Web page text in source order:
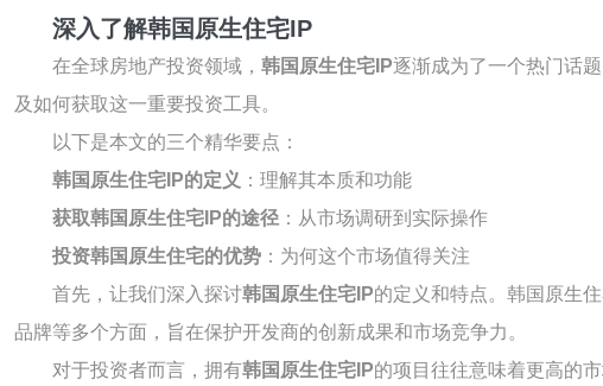
深入了解韩国原生住宅IP
在全球房地产投资领域， 韩国原生住宅IP逐渐成为了一个热门话
及如何获取这一重要投资工具。
以下是本文的三个精华要点：
韩国原生住宅IP的定义 ：理解其本质和功能
获取韩国原生住宅IP的途径 ：从市场调研到实际操作
投资韩国原生住宅的优势 ：为何这个市场值得关注
首先，让我们深入探讨韩国原生住宅IP的定义和特点。韩国原生
品牌等多个方面，旨在保护开发商的创新成果和市场竞争力。
对于投资者而言，拥有韩国原生住宅IP的项目往往意味着更高的